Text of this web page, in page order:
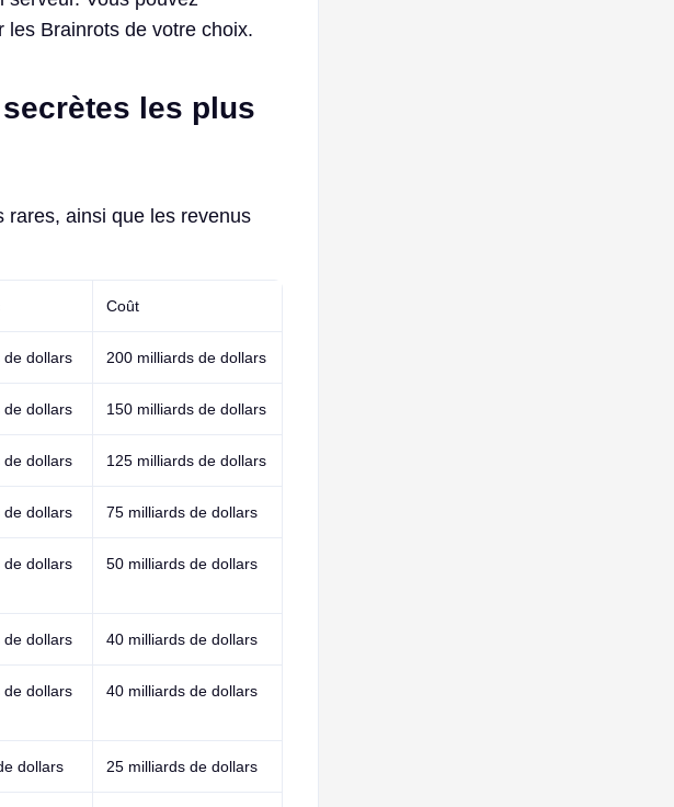
les Brainrots de votre choix.
les plus
rares, ainsi que les revenus
Coût
de dollars 200 milliards de dollars
de dollars 150 milliards de dollars
de dollars 125 milliards de dollars
de dollars 75 milliards de dollars
de dollars 50 milliards de dollars
de dollars 40 milliards de dollars
de dollars 40 milliards de dollars
dollars 25 milliards de dollars